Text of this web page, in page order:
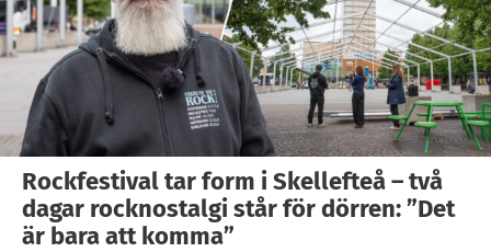
Rockfestival tar form i Skellefteå – två
dagar rocknostalgi står för dörren: ”Det
är bara att komma”